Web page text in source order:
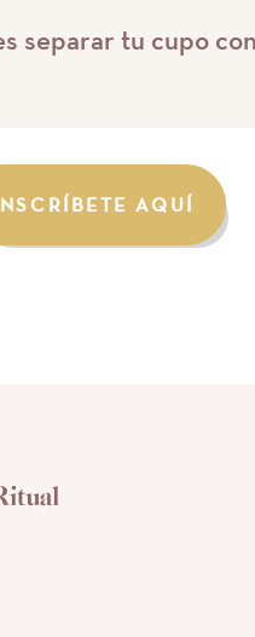
separar tu cupo
AQUÍ